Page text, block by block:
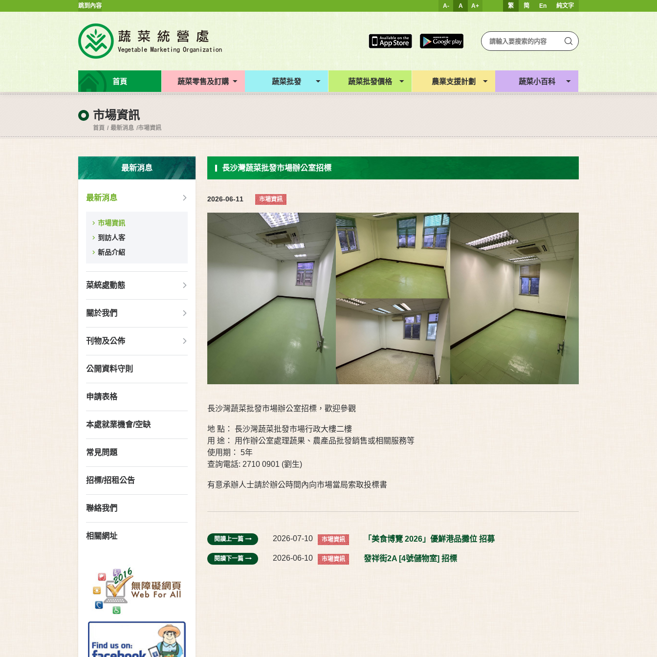
跳到內容 繁 简 En 純文字
A- A A+
首頁 蔬菜零售及訂購 蔬菜批發 蔬菜批發價格 農業支援計劃 蔬菜小百科
市場資訊
首頁 最新消息 市場資訊
最新消息
最新消息
市場資訊
到訪人客
新品介紹
菜統處動態
關於我們
刊物及公佈
公開資料守則
申請表格
本處就業機會/空缺
常見問題
招標/招租公告
聯絡我們
相關網址
長沙灣蔬菜批發市場辦公室招標
2026-06-11 市場資訊
長沙灣蔬菜批發市場辦公室招標，歡迎參觀
地 點： 長沙灣蔬菜批發市場行政大樓二樓
用 途： 用作辦公室處理蔬果、農產品批發銷售或相關服務等
使用期： 5年
查詢電話: 2710 0901 (劉生)
有意承辦人士請於辦公時間內向市場當局索取投標書
閱讀上一篇 2026-07-10 市場資訊 「美食博覽 2026」優鮮港品攤位 招募
閱讀下一篇 2026-06-10 市場資訊 發祥街2A [4號儲物室] 招標